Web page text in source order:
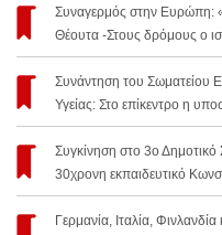
Συναγερμός στην Ευρώπη:
Θέουτα -Στους δρόμους ο
Συνάντηση του Σωματείου
Υγείας: Στο επίκεντρο η
Συγκίνηση στο 3ο Δημοτικό
30χρονη εκπαιδευτικό
Γερμανία, Ιταλία,